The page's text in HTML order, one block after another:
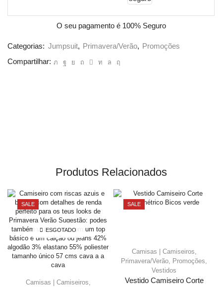
O seu pagamento é 100% Seguro
Categorias: Jumpsuit, Primavera/Verão, Promoções
Compartilhar:
Produtos Relacionados
SALE
ESGOTADO
Camisas | Camiseiros,
SALE
Camisas | Camiseiros,
Primavera/Verão, Promoções,
Vestidos
Vestido Camiseiro Corte